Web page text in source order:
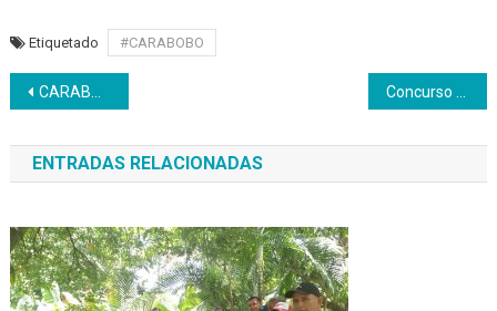
Etiquetado #CARABOBO
Navegación
de
entradas
CARABOBO | Inces a la vanguardia en gestión de políticas públicas en tiempos de revolución
ENTRADAS RELACIONADAS